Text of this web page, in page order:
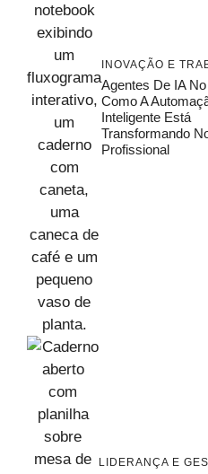
INOVAÇÃO E
Agentes De IA
Como A
Inteligente Está
Transformando
Profissional
LIDERANÇA E